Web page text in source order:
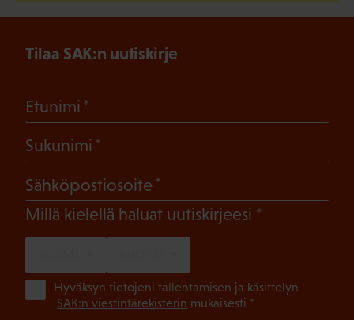
Tilaa SAK:n uutiskirje
Etunimi
Sukunimi
Sähköpostiosoite
Millä kielellä haluat uutiskirjeesi (Pakollinen)
Hyväksyn tietojeni tallentamisen ja käsittelyn
SAK:n viestintärekisterin mukaisesti *